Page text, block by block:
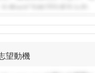
サービスの企画・開発・運
行で旅行会社を利用した
望動機